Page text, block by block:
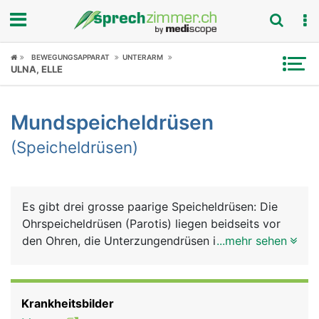
Fokus
Symptome
Untersuchungen
Ratgeber
BEWEGUNGSAPPARAT UNTERARM
ULNA, ELLE
Mundspeicheldrüsen
(Speicheldrüsen)
Es gibt drei grosse paarige Speicheldrüsen: Die
Ohrspeicheldrüsen (Parotis) liegen beidseits vor
den Ohren, die Unterzungendrüsen im Mundboden
produzieren mehrere kleine Speicheldrüsen, die im
...mehr sehen
Krankheitsbilder